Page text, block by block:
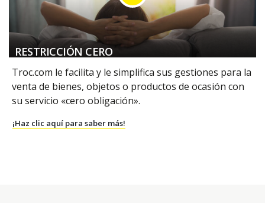
RESTRICCIÓN CERO
Troc.com le facilita y le simplifica sus gestiones para la
venta de bienes, objetos o productos de ocasión con
su servicio «cero obligación».
¡Haz clic aquí para saber más!